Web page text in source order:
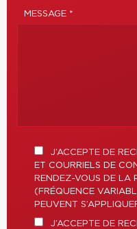
MESSAGE *
J’ACCEPTE DE
ET COURRIELS DE
RENDEZ-VOUS DE LA
(FRÉQUENCE
PEUVENT
J’ACCEPTE DE